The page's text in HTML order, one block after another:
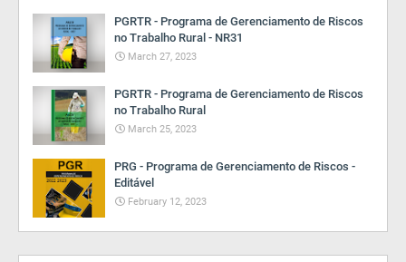
PGRTR - Programa de Gerenciamento de Riscos
no Trabalho Rural - NR31
March 27, 2023
PGRTR - Programa de Gerenciamento de Riscos
no Trabalho Rural
March 25, 2023
PRG - Programa de Gerenciamento de Riscos -
Editável
February 12, 2023